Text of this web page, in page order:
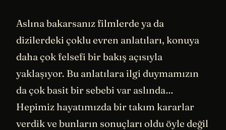
Aslına bakarsanız filmlerde ya da
dizilerdeki çoklu evren anlatıları, konuya
daha çok felsefi bir bakış açısıyla
yaklaşıyor. Bu anlatılara ilgi duymamızın
da çok basit bir sebebi var aslında…
Hepimiz hayatımızda bir takım kararlar
verdik ve bunların sonuçları oldu öyle değil